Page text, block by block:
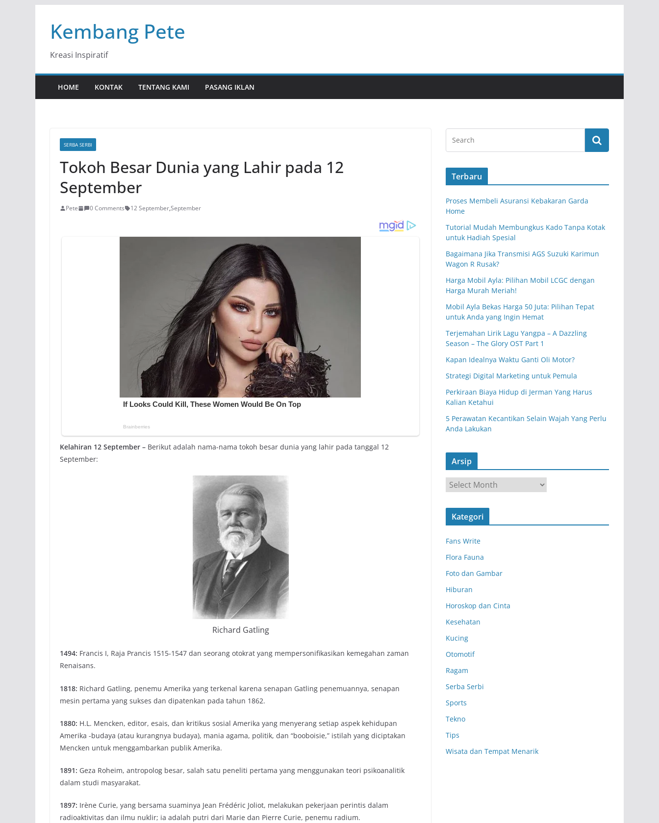
contentKembang Pete
Kreasi Inspiratif
HOME KONTAK TENTANG KAMI PASANG IKLAN
SERBA SERBI
Tokoh Besar Dunia yang Lahir pada 12
September
Pete 0 Comments 12 September,September
Kelahiran 12 September – Berikut adalah nama-nama tokoh besar dunia yang lahir pada tanggal 12
September:
Richard Gatling
1494: Francis I, Raja Prancis 1515-1547 dan seorang otokrat yang mempersonifikasikan kemegahan zaman
Renaisans.
1818: Richard Gatling, penemu Amerika yang terkenal karena senapan Gatling penemuannya, senapan
mesin pertama yang sukses dan dipatenkan pada tahun 1862.
1880: H.L. Mencken, editor, esais, dan kritikus sosial Amerika yang menyerang setiap aspek kehidupan
Amerika -budaya (atau kurangnya budaya), mania agama, politik, dan “booboisie,” istilah yang diciptakan
Mencken untuk menggambarkan publik Amerika.
1891: Geza Roheim, antropolog besar, salah satu peneliti pertama yang menggunakan teori psikoanalitik
dalam studi masyarakat.
1897: Irène Curie, yang bersama suaminya Jean Frédéric Joliot, melakukan pekerjaan perintis dalam
radioaktivitas dan ilmu nuklir; ia adalah putri dari Marie dan Pierre Curie, penemu radium.
Terbaru
Proses Membeli Asuransi Kebakaran Garda
Home
Tutorial Mudah Membungkus Kado Tanpa Kotak
untuk Hadiah Spesial
Bagaimana Jika Transmisi AGS Suzuki Karimun
Wagon R Rusak?
Harga Mobil Ayla: Pilihan Mobil LCGC dengan
Harga Murah Meriah!
Mobil Ayla Bekas Harga 50 Juta: Pilihan Tepat
untuk Anda yang Ingin Hemat
Terjemahan Lirik Lagu Yangpa – A Dazzling
Season – The Glory OST Part 1
Kapan Idealnya Waktu Ganti Oli Motor?
Strategi Digital Marketing untuk Pemula
Perkiraan Biaya Hidup di Jerman Yang Harus
Kalian Ketahui
5 Perawatan Kecantikan Selain Wajah Yang Perlu
Anda Lakukan
Arsip
r
s
Kategori
Fans Write
Flora Fauna
Foto dan Gambar
Hiburan
Horoskop dan Cinta
Kesehatan
Kucing
Otomotif
Ragam
Serba Serbi
Sports
Tekno
Tips
Wisata dan Tempat Menarik